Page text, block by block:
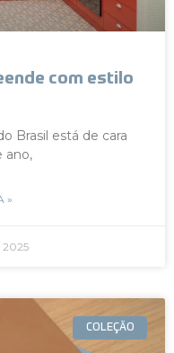
com estilo
Brasil está de cara
ano,
»
2025
COLEÇÃO